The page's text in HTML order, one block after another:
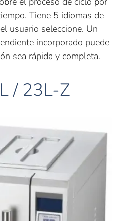
Tiene 5 idiomas de
usuario seleccione. Un
incorporado puede
sea rápida y completa.
/ 23L-Z